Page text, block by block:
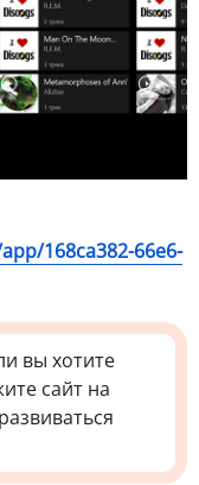
168ca382-66e6-
вы хотите
сайт на